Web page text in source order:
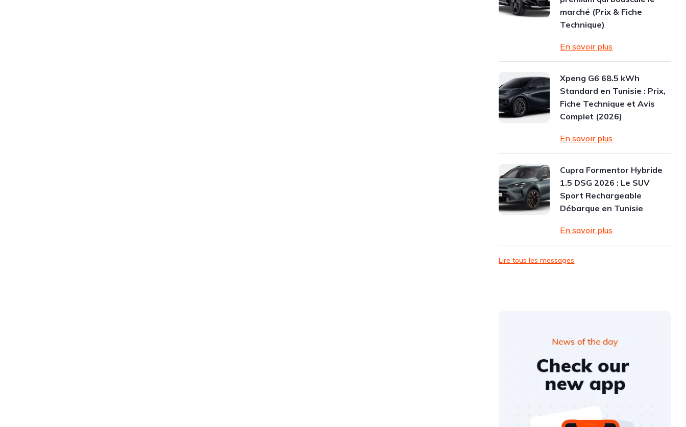
marché (Prix & Fiche
Technique)
En savoir plus
Xpeng G6 68.5 kWh
Standard en Tunisie : Prix,
Fiche Technique et Avis
Complet (2026)
En savoir plus
Cupra Formentor Hybride
1.5 DSG 2026 : Le SUV
Sport Rechargeable
Débarque en Tunisie
En savoir plus
Lire tous les messages